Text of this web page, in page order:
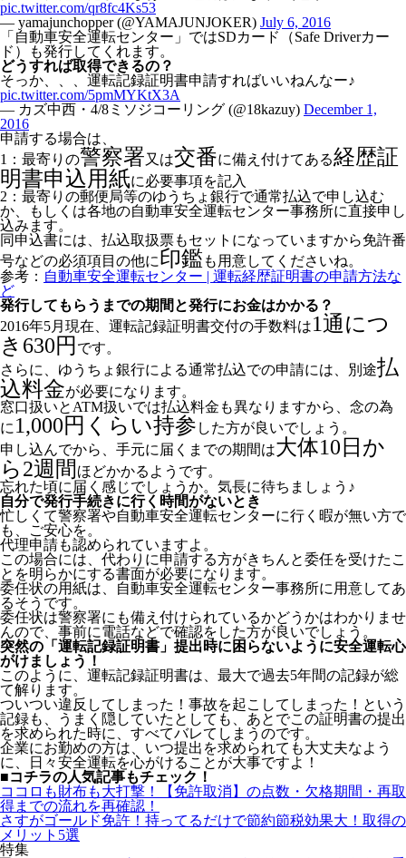
pic.twitter.com/qr8fc4Ks53
— yamajunchopper (@YAMAJUNJOKER) July 6, 2016
「自動車安全運転センター」ではSDカード（Safe Driverカー
ド）も発行してくれます。
どうすれば取得できるの？
そっか、、、運転記録証明書申請すればいいねんなー♪
pic.twitter.com/5pmMYKtX3A
— カズ中西・4/8ミソジコーリング (@18kazuy) December 1,
2016
申請する場合は、
1：最寄りの警察署又は交番に備え付けてある経歴証
明書申込用紙に必要事項を記入
2：最寄りの郵便局等のゆうちょ銀行で通常払込で申し込む
か、もしくは各地の自動車安全運転センター事務所に直接申し
込みます。
同申込書には、払込取扱票もセットになっていますから免許番
号などの必須項目の他に印鑑 も用意してくださいね。
参考： 自動車安全運転センター | 運転経歴証明書の申請方法な
ど
発行してもらうまでの期間と発行にお金はかかる？
2016年5月現在、運転記録証明書交付の手数料は1通につ
き630円 です。
さらに、ゆうちょ銀行による通常払込での申請には、別途払
込料金が必要になります。
窓口扱いとATM扱いでは払込料金も異なりますから、念の為
に 1,000円くらい持参 した方が良いでしょう。
申し込んでから、手元に届くまでの期間は大体10日か
ら2週間 ほどかかるようです。
忘れた頃に届く感じでしょうか。気長に待ちましょう♪
自分で発行手続きに行く時間がないとき
忙しくて警察署や自動車安全運転センターに行く暇が無い方で
も、ご安心を。
代理申請も認められていますよ。
この場合には、代わりに申請する方がきちんと委任を受けたこ
とを明らかにする書面が必要になります。
委任状の用紙は、自動車安全運転センター事務所に用意してあ
るそうです。
委任状は警察署にも備え付けられているかどうかはわかりませ
んので、事前に電話などで確認をした方が良いでしょう。
突然の「運転記録証明書」提出時に困らないように安全運転心
がけましょう！
このように、 運転記録証明書は、 最大で過去5年間の記録が総
て解ります。
ついつい違反してしまった！事故を起こしてしまった！という
記録も、うまく隠していたとしても、あとでこの証明書の提出
を求められた時に、すべてバレてしまうのです。
企業にお勤めの方は、いつ提出を求められても大丈夫なよう
に、日々安全運転を心がけることが大事ですよ！
■コチラの人気記事もチェック！
ココロも財布も大打撃！【免許取消】の点数・欠格期間・再取
得までの流れを再確認！
さすがゴールド免許！持ってるだけで節約節税効果大！取得の
メリット5選
特集